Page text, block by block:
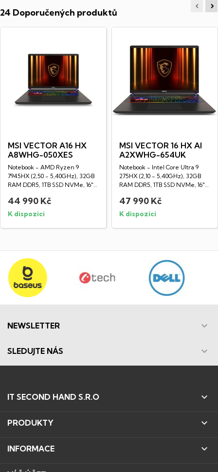
24 Doporučených produktů
MSI VECTOR A16 HX
A8WHG-050XES
Notebook - AMD Ryzen 9
7945HX (2,50 - 5,40GHz), 32GB
RAM DDR5, 1TB SSD NVMe, 16"
44 990 Kč
K dispozici
MSI VECTOR 16 HX AI
A2XWHG-654UK
Notebook - Intel Core Ultra 9
275HX (2,10 - 5,40GHz), 32GB
RAM DDR5, 1TB SSD NVMe, 16"
47 990 Kč
K dispozici
NEWSLETTER 
SLEDUJTE NÁS 
IT SECOND HAND S.R.O 
PRODUKTY 
INFORMACE 